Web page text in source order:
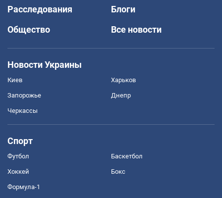
Расследования
Блоги
Общество
Все новости
Новости Украины
Киев Харьков
Запорожье Днепр
Черкассы
Спорт
Футбол Баскетбол
Хоккей Бокс
Формула-1